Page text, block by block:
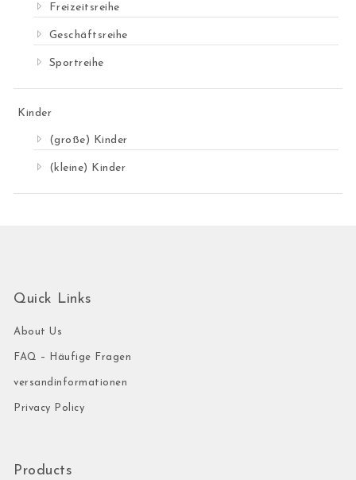
Freizeitsreihe
Geschäftsreihe
Sportreihe
Kinder
(große) Kinder
(kleine) Kinder
Quick Links
About Us
FAQ – Häufige Fragen
versandinformationen
Privacy Policy
Products